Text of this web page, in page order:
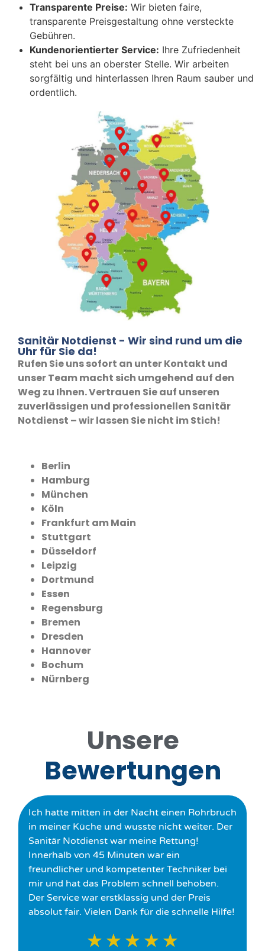
Transparente Preise: Wir bieten faire,
transparente Preisgestaltung ohne versteckte
Gebühren.
Kundenorientierter Service: Ihre Zufriedenheit
steht bei uns an oberster Stelle. Wir arbeiten
sorgfältig und hinterlassen Ihren Raum sauber und
ordentlich.
Sanitär Notdienst - Wir sind rund um die
Uhr für Sie da!
Rufen Sie uns sofort an unter Kontakt und
unser Team macht sich umgehend auf den
Weg zu Ihnen. Vertrauen Sie auf unseren
zuverlässigen und professionellen Sanitär
Notdienst – wir lassen Sie nicht im Stich!
Berlin
Hamburg
München
Köln
Frankfurt am Main
Stuttgart
Düsseldorf
Leipzig
Dortmund
Essen
Regensburg
Bremen
Dresden
Hannover
Bochum
Nürnberg
Unsere
Bewertungen
Ich hatte mitten in der Nacht einen Rohrbruch
in meiner Küche und wusste nicht weiter. Der
Sanitär Notdienst war meine Rettung!
Innerhalb von 45 Minuten war ein
freundlicher und kompetenter Techniker bei
mir und hat das Problem schnell behoben.
Der Service war erstklassig und der Preis
absolut fair. Vielen Dank für die schnelle Hilfe!
★ ★ ★ ★ ★